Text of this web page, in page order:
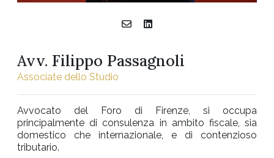
Avv. Filippo Passagnoli
Associate dello Studio
Avvocato del Foro di Firenze, si occupa
principalmente di consulenza in ambito fiscale, sia
domestico che internazionale, e di contenzioso
tributario.